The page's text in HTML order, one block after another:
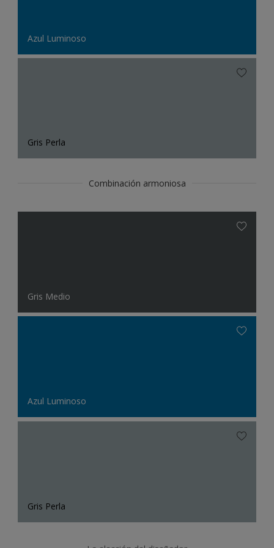
Azul Luminoso
Gris Perla
Combinación armoniosa
Gris Medio
Azul Luminoso
Gris Perla